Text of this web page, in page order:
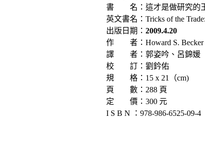
書 名：這才是做研究的
英文書名：Tricks of the
出版日期： 2009.4.20
作 者：Howard S. Becker
譯 者：郭姿吟、呂錦媛
校 訂：劉鈐佑
規 格：15 x 21（cm)
頁 數：288 頁
定 價：300 元
I S B N ：978-986-6525-09-4